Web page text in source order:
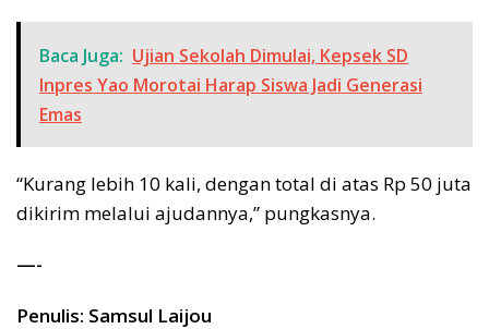
Baca Juga: Ujian Sekolah Dimulai, Kepsek SD
Inpres Yao Morotai Harap Siswa Jadi Generasi
Emas
“Kurang lebih 10 kali, dengan total di atas Rp 50 juta
dikirim melalui ajudannya,” pungkasnya.
—-
Penulis: Samsul Laijou